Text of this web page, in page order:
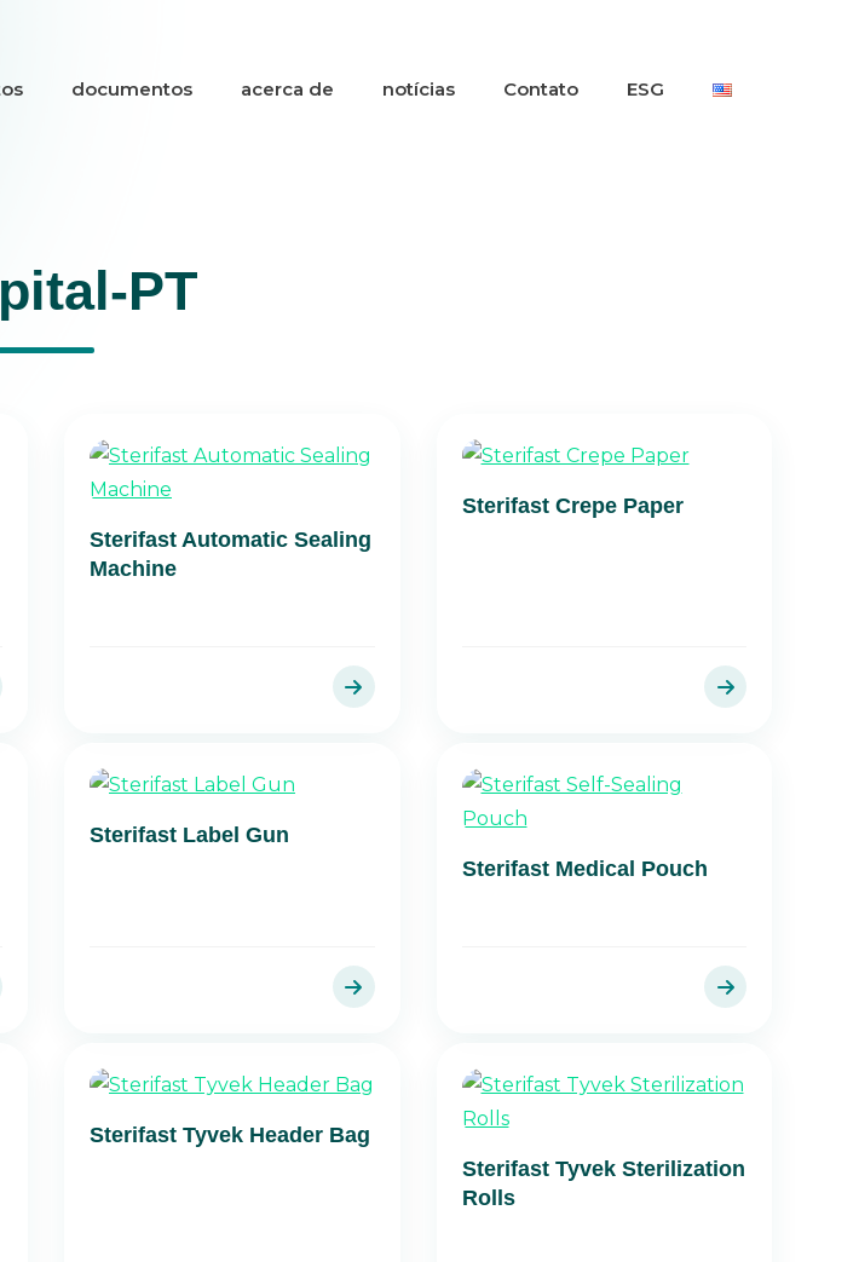
documentos acerca de notícias Contato ESG
PT
Sterifast Automatic Sealing
Machine
Sterifast Crepe Paper
Sterifast Label Gun
Sterifast Medical Pouch
Sterifast Tyvek Header Bag
Sterifast Tyvek Sterilization
Rolls